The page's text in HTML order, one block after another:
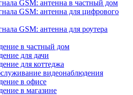
GSM: антенна в частный дом
GSM: антенна для цифрового
GSM: антенна для роутера
в частный дом
для дачи
для коттеджа
видеонаблюдения
в офисе
в магазине